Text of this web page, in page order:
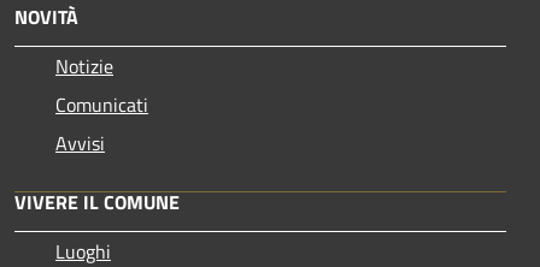
NOVITÀ
Notizie
Comunicati
Avvisi
VIVERE IL COMUNE
Luoghi